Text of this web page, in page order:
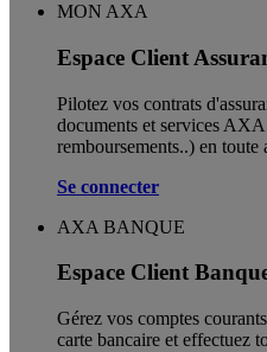
MON AXA
Espace Client
Pilotez vos contrats
documents et services AXA
remboursements..) en toute
Se connecter
AXA BANQUE
Espace Client
Gérez vos comptes
carte bancaire et effectuez